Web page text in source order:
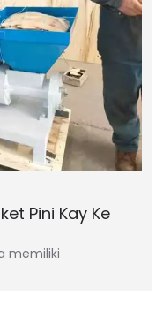
Pini Kay Ke
memiliki